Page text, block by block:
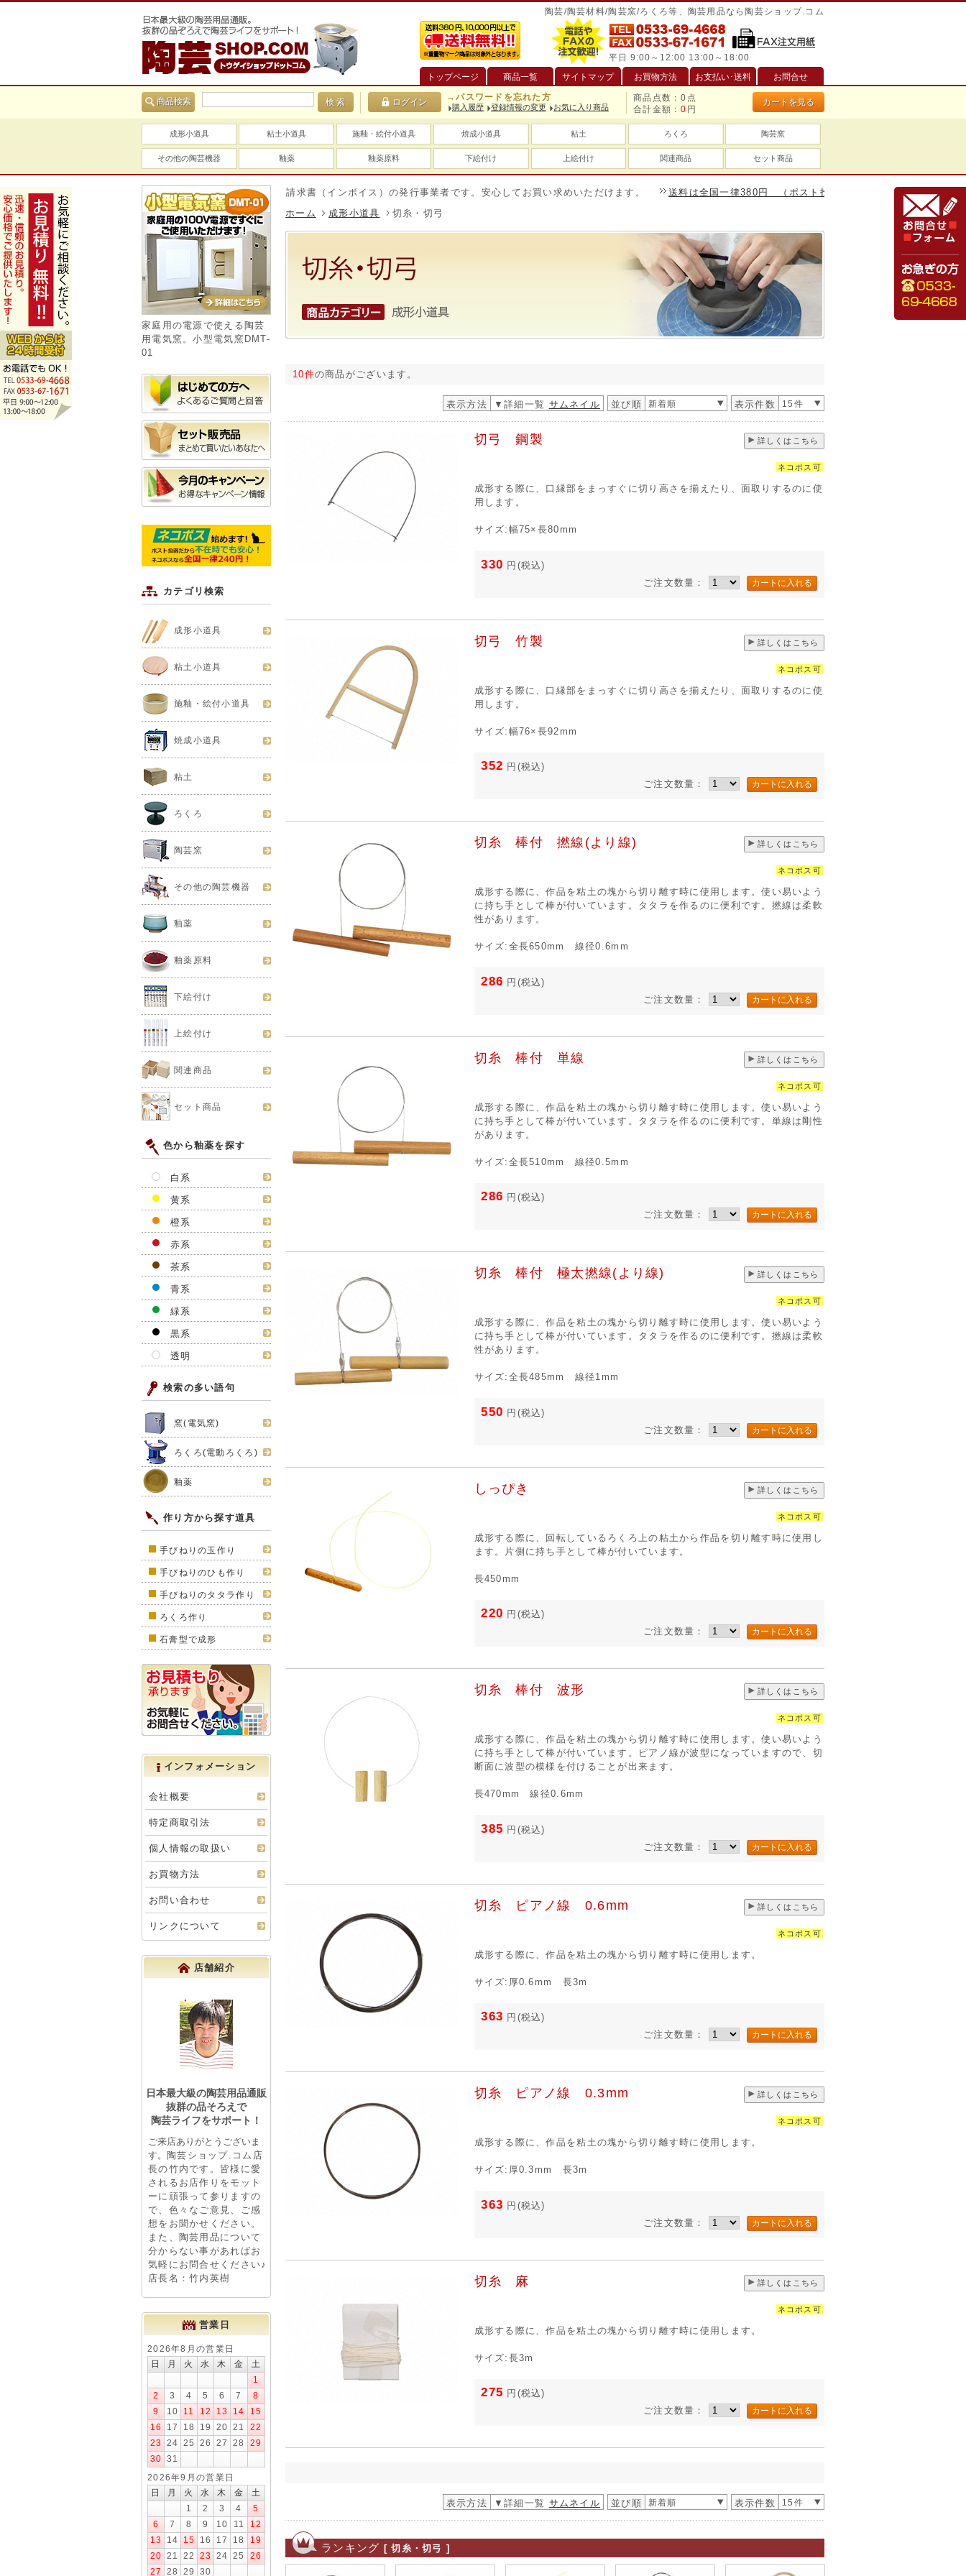
陶芸/陶芸材料/陶芸窯/ろくろ等、陶芸用品なら陶芸ショップ.コム
平日 9:00～12:00 13:00～18:00
トップページ
商品一覧 サイトマップ お買物方法 お支払い･送料 お問合せ
商品検索 →パスワードを忘れた方
購入履歴 登録情報の変更 お気に入り商品
商品点数：0 点
合計金額：0 円
カートを見る
成形小道具 粘土小道具 施釉・絵付小道具 焼成小道具 粘土 ろくろ 陶芸窯
その他の陶芸機器 釉薬 釉薬原料 下絵付け 上絵付け 関連商品 セット商品
当社は適格請求書（インボイス）の発行事業者です。安心してお買い求めいただけます。
送料は全国一律380円 （ポスト投函は240円）、一万円以上のお買い
ホーム
成形小道具 切糸・切弓
10件の商品がございます。
表示方法 ▼詳細一覧 サムネイル 並び順 新着順 表示件数 15件
切弓 鋼製 詳しくはこちら
ネコポス可
成形する際に、口縁部をまっすぐに切り高さを揃えたり、面取りするのに使
用します。
サイズ:幅75×長80mm
330 円 (税込)
ご注文数量：
切弓 竹製 詳しくはこちら
ネコポス可
成形する際に、口縁部をまっすぐに切り高さを揃えたり、面取りするのに使
用します。
サイズ:幅76×長92mm
352 円 (税込)
ご注文数量：
切糸 棒付 撚線(より線) 詳しくはこちら
ネコポス可
成形する際に、作品を粘土の塊から切り離す時に使用します。使い易いよう
に持ち手として棒が付いています。タタラを作るのに便利です。撚線は柔軟
性があります。
サイズ:全長650mm 線径0.6mm
286 円 (税込)
ご注文数量：
切糸 棒付 単線 詳しくはこちら
ネコポス可
成形する際に、作品を粘土の塊から切り離す時に使用します。使い易いよう
に持ち手として棒が付いています。タタラを作るのに便利です。単線は剛性
があります。
サイズ:全長510mm 線径0.5mm
286 円 (税込)
ご注文数量：
切糸 棒付 極太撚線(より線) 詳しくはこちら
ネコポス可
成形する際に、作品を粘土の塊から切り離す時に使用します。使い易いよう
に持ち手として棒が付いています。タタラを作るのに便利です。撚線は柔軟
性があります。
サイズ:全長485mm 線径1mm
550 円 (税込)
ご注文数量：
しっぴき 詳しくはこちら
ネコポス可
成形する際に、回転しているろくろ上の粘土から作品を切り離す時に使用し
ます。片側に持ち手として棒が付いています。
長450mm
220 円 (税込)
ご注文数量：
切糸 棒付 波形 詳しくはこちら
ネコポス可
成形する際に、作品を粘土の塊から切り離す時に使用します。使い易いよう
に持ち手として棒が付いています。ピアノ線が波型になっていますので、切
断面に波型の模様を付けることが出来ます。
長470mm 線径0.6mm
385 円 (税込)
ご注文数量：
切糸 ピアノ線 0.6mm 詳しくはこちら
ネコポス可
成形する際に、作品を粘土の塊から切り離す時に使用します。
サイズ:厚0.6mm 長3m
363 円 (税込)
ご注文数量：
切糸 ピアノ線 0.3mm 詳しくはこちら
ネコポス可
成形する際に、作品を粘土の塊から切り離す時に使用します。
サイズ:厚0.3mm 長3m
363 円 (税込)
ご注文数量：
切糸 麻 詳しくはこちら
ネコポス可
成形する際に、作品を粘土の塊から切り離す時に使用します。
サイズ:長3m
275 円 (税込)
ご注文数量：
表示方法 ▼詳細一覧 サムネイル 並び順 新着順 表示件数 15件
ランキング [ 切糸・切弓 ]
家庭用の電源で使える陶芸
用電気窯。小型電気窯DMT-
01
カテゴリ検索
成形小道具
粘土小道具
施釉・絵付小道具
焼成小道具
粘土
ろくろ
陶芸窯
その他の陶芸機器
釉薬
釉薬原料
下絵付け
上絵付け
関連商品
セット商品
色から釉薬を探す
白系
黄系
橙系
赤系
茶系
青系
緑系
黒系
透明
検索の多い語句
窯(電気窯)
ろくろ(電動ろくろ)
釉薬
作り方から探す道具
手びねりの玉作り
手びねりのひも作り
手びねりのタタラ作り
ろくろ作り
石膏型で成形
インフォメーション
会社概要
特定商取引法
個人情報の取扱い
お買物方法
お問い合わせ
リンクについて
店舗紹介
日本最大級の陶芸用品通販
抜群の品そろえで
陶芸ライフをサポート！
ご来店ありがとうございま
す。 陶芸ショップ.コム店
長の竹内です。皆様に愛
されるお店作りをモット
ーに頑張って参りますの
で、色々なご意見、ご感
想をお聞かせください。
また、陶芸用品について
分からない事があればお
気軽にお問合せください♪
店長名：竹内英樹
営業日
2026年8月の営業日
日
月 火 水 木 金
土
1
2
3 4 5 6 7
8
9
10 11 12 13 14
15
16
17 18 19 20 21
22
23 24 25 26 27 28
29
30 31
2026年9月の営業日
日
月 火 水 木 金
土
1
2 3 4
5
6
7 8 9 10 11
12
13
14 15 16 17 18
19
20 21 22 23 24 25
26
27
28 29 30